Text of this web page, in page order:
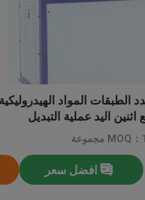
الطبقات المواد
اليد عملية التبديل
MOQ：1 مجموعة
افضل سعر